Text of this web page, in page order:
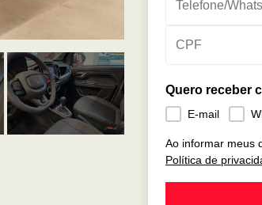
Quero receber
E-mail
Ao informar meus
Política de